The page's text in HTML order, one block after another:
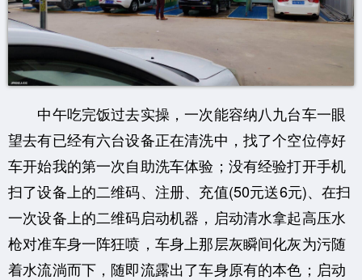
中午吃完饭过去实操，一次能容纳八九台车一眼
望去有已经有六台设备正在清洗中，找了个空位停好
车开始我的第一次自助洗车体验；没有经验打开手机
扫了设备上的二维码、注册、充值(50元送6元)、在扫
一次设备上的二维码启动机器，启动清水拿起高压水
枪对准车身一阵狂喷，车身上那层灰瞬间化灰为污随
着水流淌而下，随即流露出了车身原有的本色；启动